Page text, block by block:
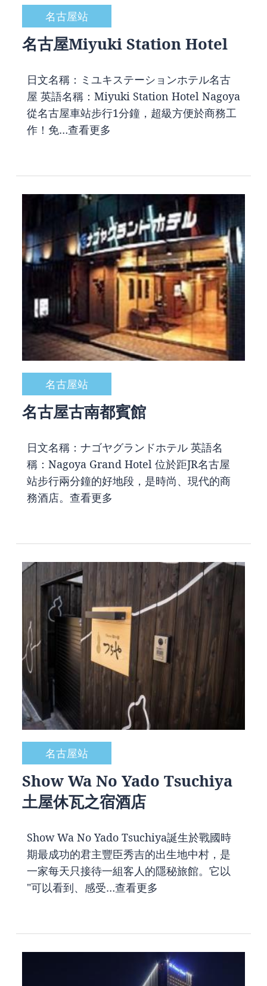
名古屋站
名古屋Miyuki Station Hotel
日文名稱：ミユキステーションホテル名古
屋 英語名稱：Miyuki Station Hotel Nagoya
從名古屋車站步行1分鐘，超級方便於商務工
作！免…查看更多
名古屋站
名古屋古南都賓館
日文名稱：ナゴヤグランドホテル 英語名
稱：Nagoya Grand Hotel 位於距JR名古屋
站步行兩分鐘的好地段，是時尚、現代的商
務酒店。 查看更多
名古屋站
Show Wa No Yado Tsuchiya
土屋休瓦之宿酒店
Show Wa No Yado Tsuchiya誕生於戰國時
期最成功的君主豐臣秀吉的出生地中村，是
一家每天只接待一組客人的隱秘旅館。它以
"可以看到、感受…查看更多